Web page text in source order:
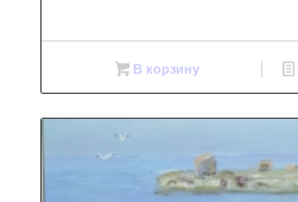
В корзину